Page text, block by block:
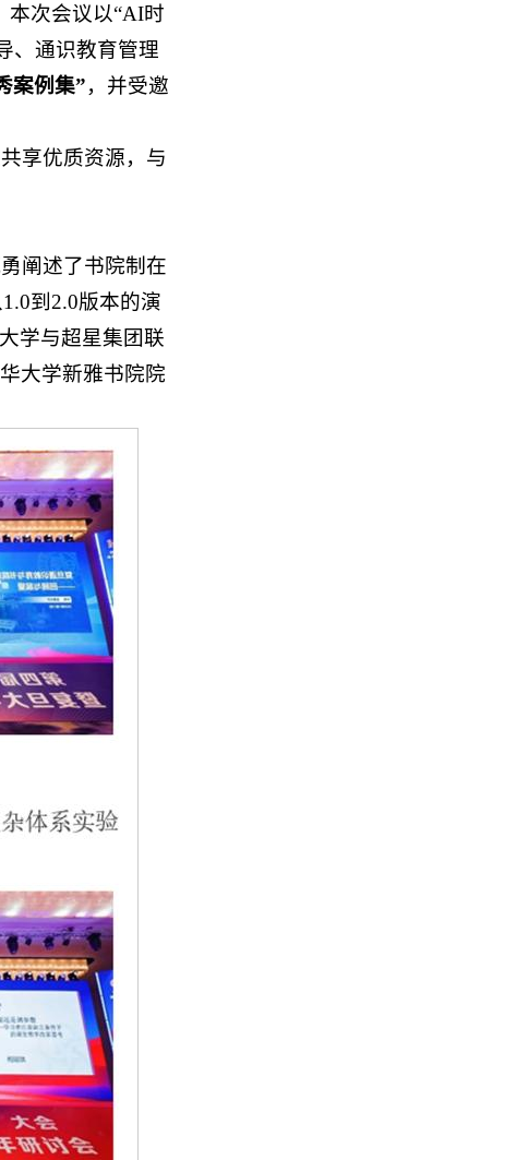
本次会议以“AI时
、通识教育管理
案例集”，并受邀
享优质资源，与
阐述了书院制在
到2.0版本的演
学与超星集团联
大学新雅书院院